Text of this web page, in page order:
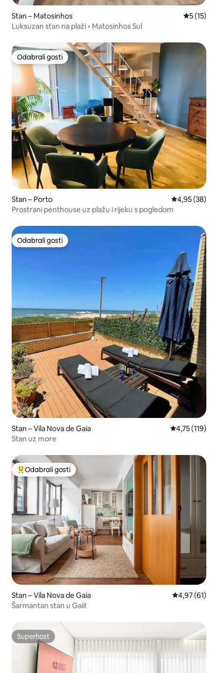
Stan – Matosinhos Prosječna
5 (15)
Luksuzan stan na plaži • Matosinhos Sul
Odabrali gosti
Odabrali gosti
Stan – Porto Prosječna
4,95 (38)
Prostrani penthouse uz plažu i rijeku s pogledom
Odabrali gosti
Odabrali gosti
Stan – Vila Nova de Gaia Prosječna
4,75 (119)
Stan uz more
Među najviše rangiranima s oznakom „Odabrali gosti”
Odabrali gosti
Stan – Vila Nova de Gaia Prosječna
4,97 (61)
Šarmantan stan u Gaii!
Superhost
Superhost